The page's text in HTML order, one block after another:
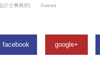
計士事務所] 0views
facebook google+